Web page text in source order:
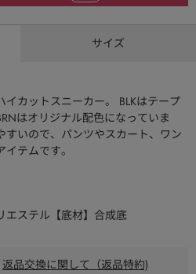
サイズ
カットスニーカー。 BLKはテープ
はオリジナル配色になっていま
すいので、パンツやスカート、ワン
テムです。
エステル【底材】合成底
返品交換に関して（返品特約)